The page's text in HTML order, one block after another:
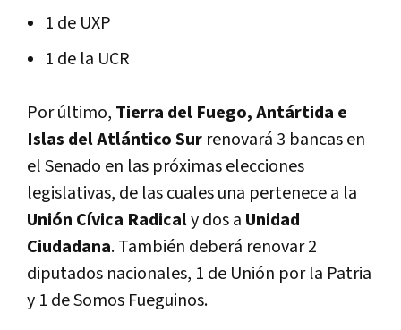
1 de UXP
1 de la UCR
Por último, Tierra del Fuego, Antártida e
Islas del Atlántico Sur renovará 3 bancas en
el Senado en las próximas elecciones
legislativas, de las cuales una pertenece a la
Unión Cívica Radicaly dos a Unidad
Ciudadana. También deberá renovar 2
diputados nacionales, 1 de Unión por la Patria
y 1 de Somos Fueguinos.